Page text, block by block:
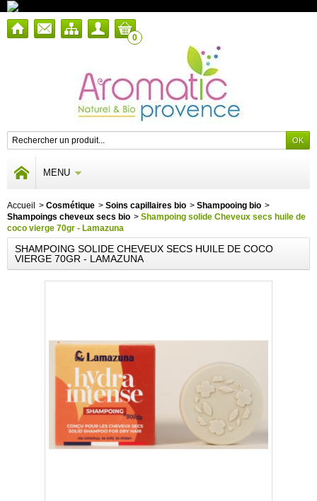
0
MENU
Accueil > Cosmétique > Soins capillaires bio > Shampooing bio >
Shampoings cheveux secs bio > Shampoing solide Cheveux secs huile de
coco vierge 70gr - Lamazuna
SHAMPOING SOLIDE CHEVEUX SECS HUILE DE COCO
VIERGE 70GR - LAMAZUNA